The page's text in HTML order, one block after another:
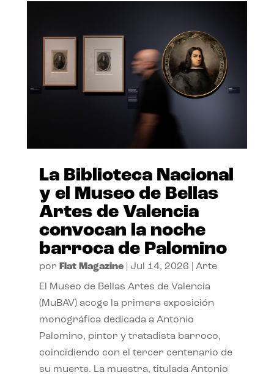
La Biblioteca Nacional
y el Museo de Bellas
Artes de Valencia
convocan la noche
barroca de Palomino
por Flat Magazine| Jul 14, 2026 Arte
El Museo de Bellas Artes de Valencia
(MuBAV) acoge la primera exposición
monográfica dedicada a Antonio
Palomino, pintor y tratadista barroco,
coincidiendo con el tercer centenario de
su muerte. La muestra, titulada Antonio